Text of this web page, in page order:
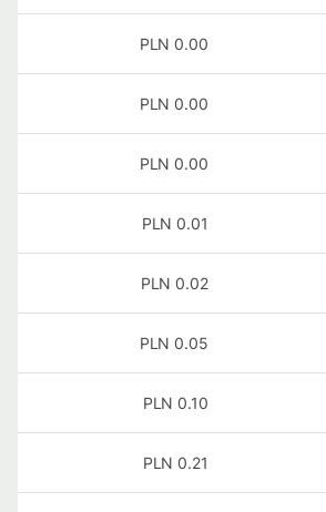
0.00
PLN
0.00
PLN
0.00
PLN
0.01
PLN
0.02
PLN
0.05
PLN
0.10
PLN
0.21
PLN